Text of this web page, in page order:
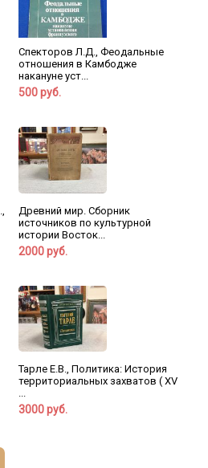
Спекторов Л.Д., Феодальные
отношения в Камбодже
накануне уст...
500 руб.
Древний мир. Сборник
источников по культурной
истории Восток...
2000 руб.
Тарле Е.В., Политика: История
территориальных захватов ( XV
...
3000 руб.